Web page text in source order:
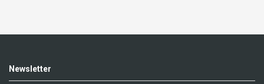
Newsletter